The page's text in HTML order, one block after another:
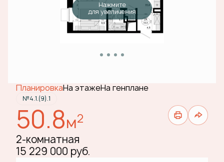
Нажмите
для увеличения
ПланировкаНа этажеНа генплане
№4.1.(9).1
50.8м2
2-комнатная
15 229 000 руб.